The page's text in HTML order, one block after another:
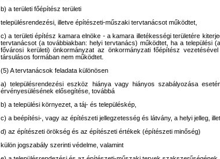
b) a területi főépítész területi
településrendezési, illetve építészeti-műszaki tervtanácsot működtet,
c) a területi építész kamara elnöke - a kamara illetékességi területére
tervtanácsot (a továbbiakban: helyi tervtanács) működtet, ha a települési
fővárosi kerületi) önkormányzat az önkormányzati főépítész
társulásos formában nem működtet.
(5) A tervtanácsok feladata különösen
a) településrendezési eszköz hiánya vagy hiányos szabályozása
érvényesülésének elősegítése, továbbá
b) a települési környezet, a táj- és településkép,
c) a beépítési-, vagy az építészeti jellegzetesség és látvány, a helyi jelleg,
d) az építészeti örökség és az építészeti értékek (építészeti minőség)
külön jogszabály szerinti védelme, valamint